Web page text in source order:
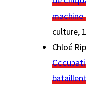
machine
culture,
Chloé